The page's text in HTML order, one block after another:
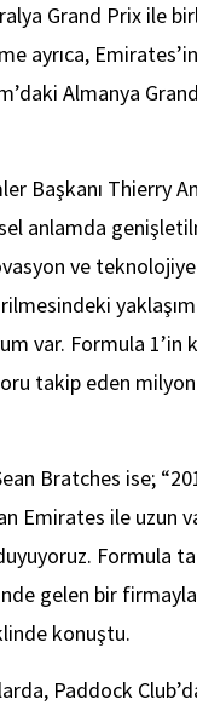
Grand Prix ile
ayrıca,
Almanya
Başkanı Thierry
anlamda
ve
var. Formula 1’in
takip eden
Bratches ise;
Emirates ile uzun
Formula
gelen bir
konuştu.
Paddock